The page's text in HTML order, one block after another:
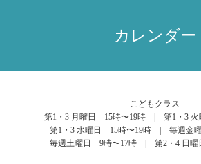
カレンダー
こどもクラス
第1・3 月曜日 15時〜19時 | 第1・3 火
第1・3 水曜日 15時〜19時 | 毎週金
毎週土曜日 9時〜17時 | 第2・4 日曜